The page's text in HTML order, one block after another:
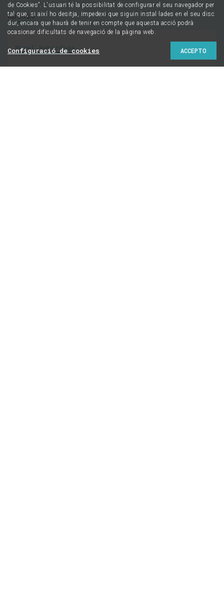
Opinió
Manel Rebordosa
Mobile World Congress:
de Cookies”. L'usuari té la possibilitat de configurar el seu navegador per
tal que, si així ho desitja, impedexi que siguin instal·lades en el seu disc
dur, encara que haurà de tenir en compte que aquesta acció podrà
ocasionar dificultats de navegació de la pàgina web.
ACCEPTO
Configuració de cookies